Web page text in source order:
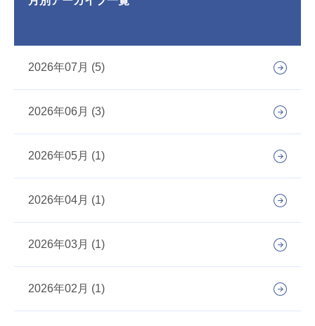
2026年07月 (5)
2026年06月 (3)
2026年05月 (1)
2026年04月 (1)
2026年03月 (1)
2026年02月 (1)